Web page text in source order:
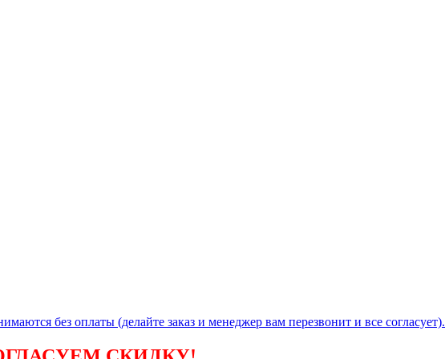
без оплаты (делайте заказ и менеджер вам перезвонит и все согласует).